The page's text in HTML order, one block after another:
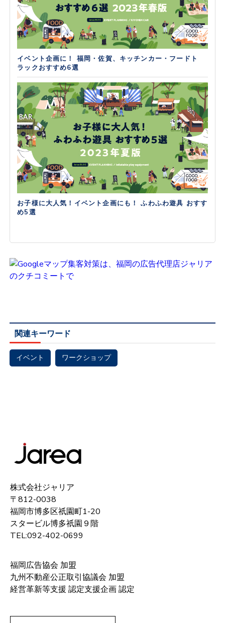
イベント企画に！ 福岡・佐賀、キッチンカー・フードト
ラックおすすめ6選
お子様に大人気！イベント企画にも！ ふわふわ遊具 おすす
め5選
関連キーワード
イベント ワークショップ
株式会社ジャリア
〒812-0038
福岡市博多区祇園町1-20
スタービル博多祇園９階
TEL:092-402-0699
福岡広告協会 加盟
九州不動産公正取引協議会 加盟
経営革新等支援 認定支援企画 認定